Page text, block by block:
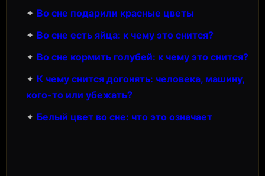
✦ Во сне подарили красные цветы
✦ Во сне есть яйца: к чему это снится?
✦ Во сне кормить голубей: к чему это снится?
✦ К чему снится догонять: человека, машину,
кого-то или убежать?
✦ Белый цвет во сне: что это означает